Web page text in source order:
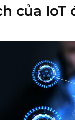
của IoT